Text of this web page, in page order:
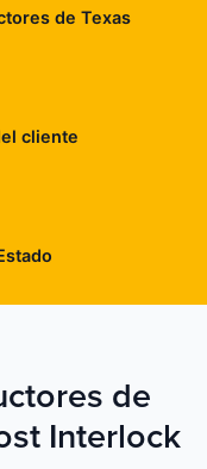
de Texas
cliente
de
Interlock